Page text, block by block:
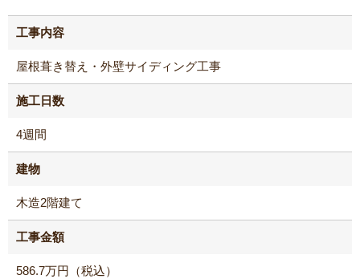
工事内容
屋根葺き替え・外壁サイディング工事
施工日数
4週間
建物
木造2階建て
工事金額
586.7万円（税込）